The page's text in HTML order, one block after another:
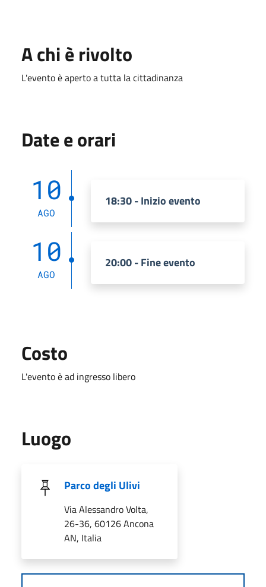
A chi è rivolto
L'evento è aperto a tutta la cittadinanza
Date e orari
10
AGO
18:30 - Inizio evento
10
AGO
20:00 - Fine evento
Costo
L'evento è ad ingresso libero
Luogo
Parco degli Ulivi
Via Alessandro Volta,
26-36, 60126 Ancona
AN, Italia